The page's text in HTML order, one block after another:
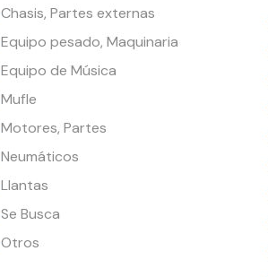
Chasis, Partes externas
Equipo pesado, Maquinaria
Equipo de Música
Mufle
Motores, Partes
Neumáticos
Llantas
Se Busca
Otros